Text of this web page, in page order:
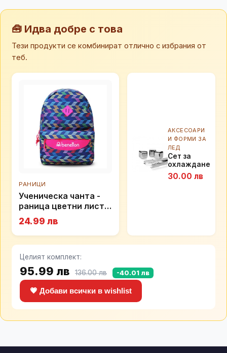
🧰 Идва добре с това
Тези продукти се комбинират отлично с избрания от
теб.
РАНИЦИ
Ученическа чанта -
раница цветни листа
Benetton
24.99 лв
АКСЕСОАРИ
И ФОРМИ ЗА
ЛЕД
Сет за
охлаждане
9 бр.
HOMLA
30.00 лв
Целият комплект:
95.99 лв 136.00 лв -40.01 лв
💗 Добави всички в wishlist